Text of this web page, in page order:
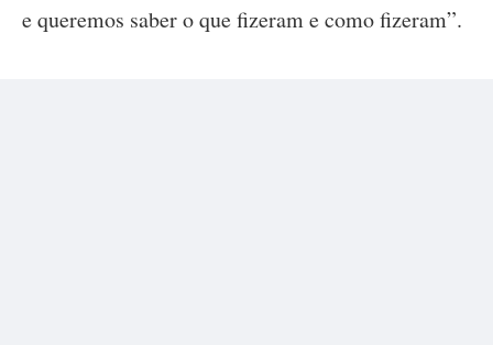
e queremos saber o que fizeram e como fizeram”.